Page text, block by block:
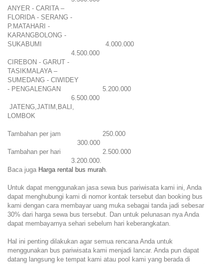
ANYER - CARITA –
FLORIDA - SERANG -
P.MATAHARI -
KARANGBOLONG -
SUKABUMI
4.000.000
4.500.000
CIREBON - GARUT -
TASIKMALAYA –
SUMEDANG - CIWIDEY
- PENGALENGAN
5.200.000
6.500.000
JATENG,JATIM,BALI,
LOMBOK
Tambahan per jam
250.000
300.000
Tambahan per hari
2.500.000
3.200.000.
Baca juga Harga rental bus murah.
Untuk dapat menggunakan jasa sewa bus pariwisata kami ini, Anda
dapat menghubungi kami di nomor kontak tersebut dan booking bus
kami dengan cara membayar uang muka sebagai tanda jadi sebesar
30% dari harga sewa bus tersebut. Dan untuk pelunasan nya Anda
dapat membayarnya sehari sebelum hari keberangkatan.
Hal ini penting dilakukan agar semua rencana Anda untuk
menggunakan bus pariwisata kami menjadi lancar. Anda pun dapat
datang langsung ke tempat kami atau pool kami yang berada di